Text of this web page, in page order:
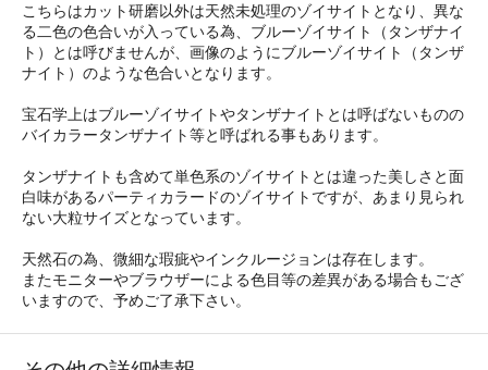
こちらはカット研磨以外は天然未処理のゾイサイトとなり、異な
る二色の色合いが入っている為、ブルーゾイサイト（タンザナイ
ト）とは呼びませんが、画像のようにブルーゾイサイト（タンザ
ナイト）のような色合いとなります。
宝石学上はブルーゾイサイトやタンザナイトとは呼ばないものの
バイカラータンザナイト等と呼ばれる事もあります。
タンザナイトも含めて単色系のゾイサイトとは違った美しさと面
白味があるパーティカラードのゾイサイトですが、あまり見られ
ない大粒サイズとなっています。
天然石の為、微細な瑕疵やインクルージョンは存在します。
またモニターやブラウザーによる色目等の差異がある場合もござ
いますので、予めご了承下さい。